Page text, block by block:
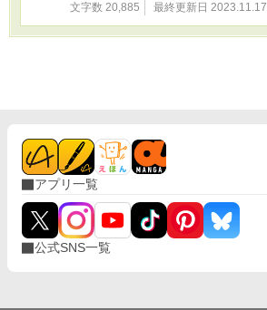
文字数 20,885 最終更新日 2023.11.17
アプリ一覧
公式SNS一覧